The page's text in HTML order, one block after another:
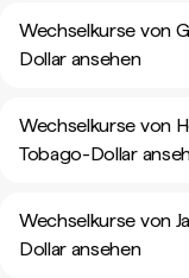
Wechselkurse von
Dollar ansehen
Wechselkurse von
Tobago-Dollar
Wechselkurse von
Dollar ansehen